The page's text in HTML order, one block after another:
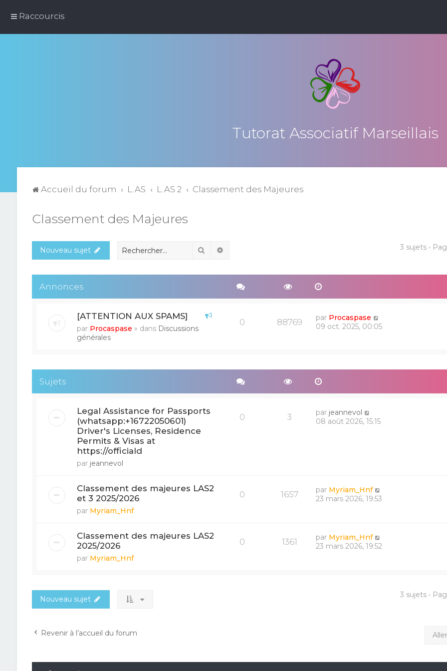
Raccourcis
Tutorat Associatif Marseillais
Accueil du forum L.AS L.AS 2 Classement des Majeures
Classement des Majeures
Nouveau sujet Rechercher 3 sujets •
Annonces
[ATTENTION AUX SPAMS]
par Procaspase » dans Discussions
générales
0 88769 par Procaspase
09 oct. 2025, 00:05
Sujets
Legal Assistance for Passports
(whatsapp:+16722050601)
Driver's Licenses, Residence
Permits & Visas at
https://officiald
par jeannevol
0 3 par jeannevol
08 août 2026, 15:15
Classement des majeures LAS2
et 3 2025/2026
par Myriam_Hnf
0 1657 par Myriam_Hnf
23 mars 2026, 19:53
Classement des majeures LAS2
2025/2026
par Myriam_Hnf
0 1361 par Myriam_Hnf
23 mars 2026, 19:52
Nouveau sujet 3 sujets •
Revenir à l’accueil du forum Aller